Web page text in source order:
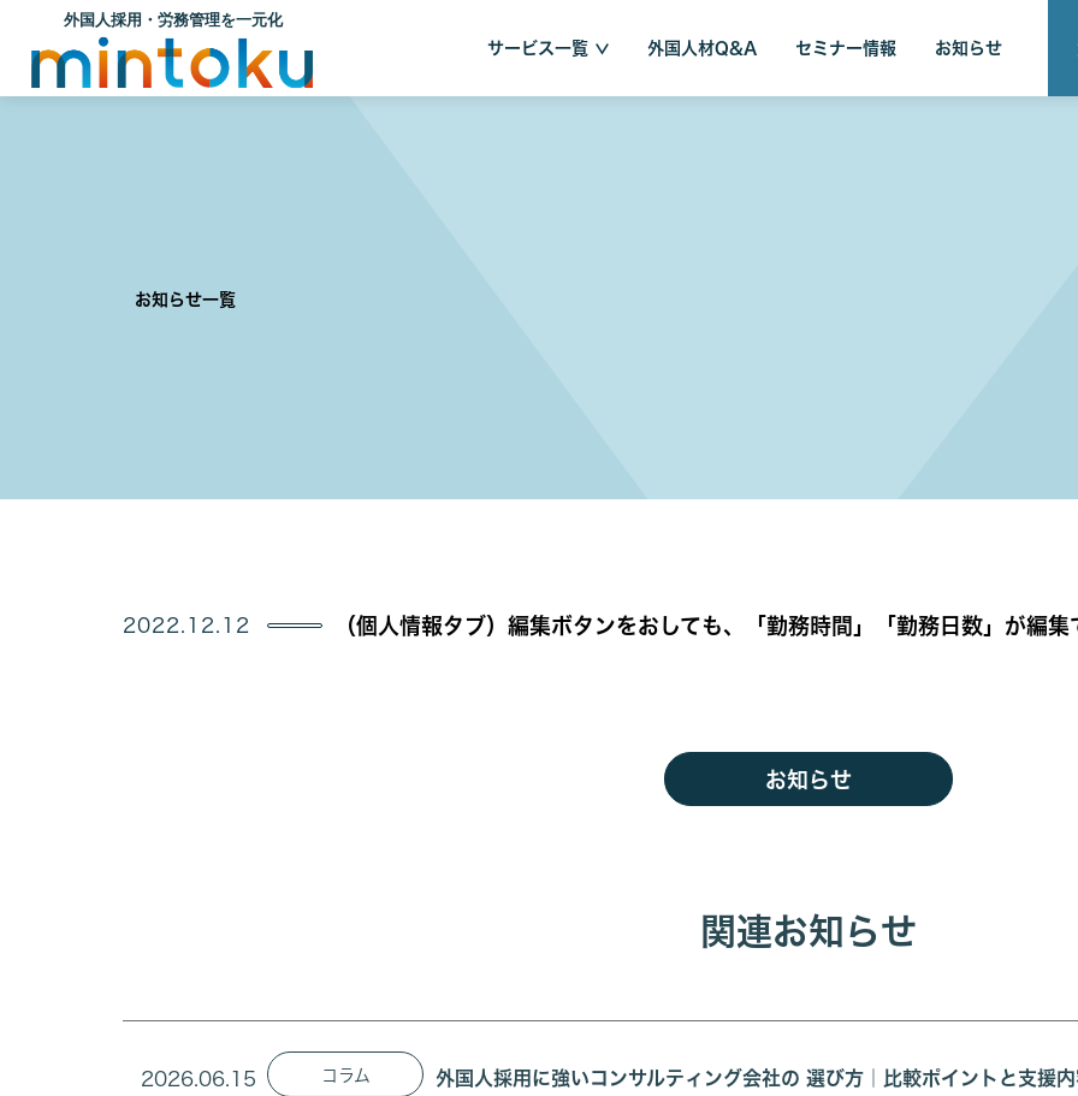
サービス一覧 外国人材Q&A セミナー情報 お知らせ
お知らせ一覧
2022.12.12 （個人情報タブ）編集ボタンをおしても、「勤務時間」「勤務日数」が編
お知らせ
関連お知らせ
2026.06.15 コラム 外国人採用に強いコンサルティング会社の 選び方｜比較ポイントと支援